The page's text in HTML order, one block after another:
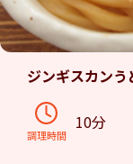
ジンギスカンう
調理時間
10分